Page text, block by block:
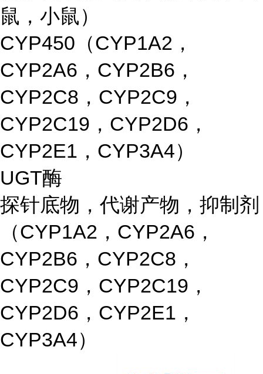
鼠，小鼠）
CYP450（CYP1A2，
CYP2A6，CYP2B6，
CYP2C8，CYP2C9，
CYP2C19，CYP2D6，
CYP2E1，CYP3A4）
UGT酶
探针底物，代谢产物，抑制剂
（CYP1A2，CYP2A6，
CYP2B6，CYP2C8，
CYP2C9，CYP2C19，
CYP2D6，CYP2E1，
CYP3A4）